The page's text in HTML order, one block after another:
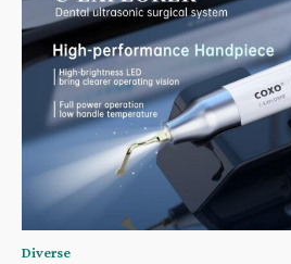
Diverse